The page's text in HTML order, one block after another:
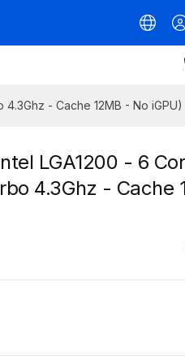
- Cache 12MB - No iGPU)
LGA1200 - 6
4.3Ghz - Cache